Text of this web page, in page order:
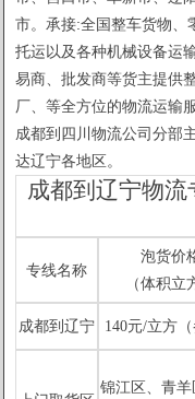
市。承接:全国整车货物、
托运以及各种机械设备运
易商、批发商等货主提供
厂、等全方位的物流运输
成都到四川物流公司分部
达辽宁各地区。
成都到辽宁物
专线名称
泡货价
（体积立
成都到辽宁 140元/立方（
锦江区、青